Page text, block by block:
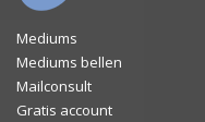
Mediums
Mediums bellen
Mailconsult
Gratis account